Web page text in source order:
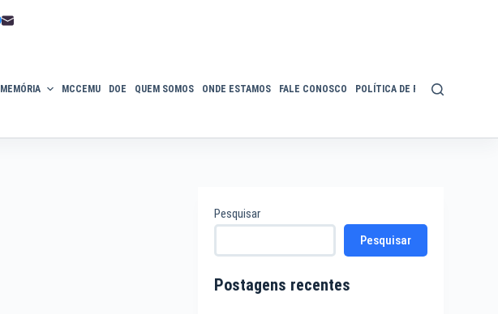
MEMÓRIA MCCEMU DOE QUEM SOMOS ONDE ESTAMOS FALE CONOSCO POLÍTICA DE PRIVACIDADE
Pesquisar
Pesquisar
Postagens recentes